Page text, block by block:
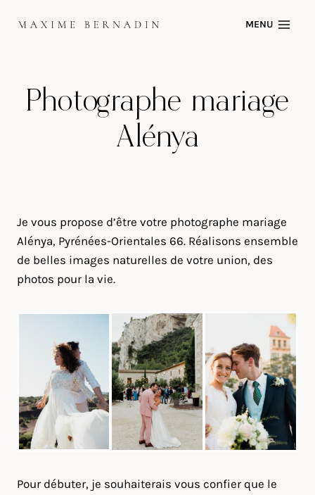
MENU
Photographe mariage
Alénya
Je vous propose d’être votre photographe mariage
Alénya, Pyrénées-Orientales 66. Réalisons ensemble
de belles images naturelles de votre union, des
photos pour la vie.
Pour débuter, je souhaiterais vous confier que le